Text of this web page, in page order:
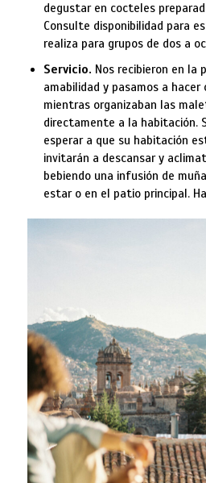
degustar en cocteles
Consulte disponibilidad para
realiza para grupos de dos a
Servicio. Nos recibieron en la
amabilidad y pasamos a hacer
mientras organizaban las
directamente a la habitación.
esperar a que su habitación
invitarán a descansar y
bebiendo una infusión de
estar o en el patio principal.